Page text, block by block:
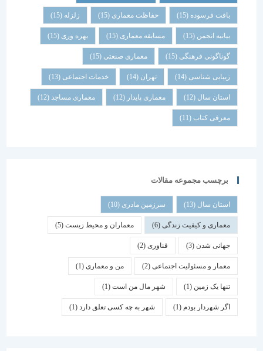
بافت فرسوده(15) حفاظت معماری(15) زلزله(15)
بیانیه انجمن(15) مسابقه معماری(15) بهره وری(15)
گوناگونی فرهنگی(15) معماری صنعتی(15)
زیبایی شناسی(14) تهران(14) خدمات اجتماعی(13)
استان سال(12) معماری پایدار(12) معماری مساجد(12)
معرفی کتاب(11)
برچسب مجموعه مقالات
استان سال(13) سرزمین مادری(10)
معماری و کیفیت زندگی(6) معماران و محیط زیست(5)
جهانی شدن(3) فناوری(2)
معمار و مسئولیت اجتماعی(2) من و معماری(1)
تنها یک زمین(1) شهر مال من است(1)
اگر شهردار بودم(1) شهر به چه کسی تعلق دارد(1)